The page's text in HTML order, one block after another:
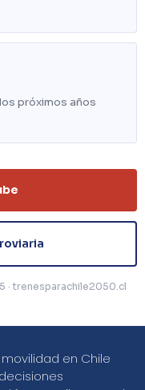
próximos años
· trenesparachile2050.cl
en Chile